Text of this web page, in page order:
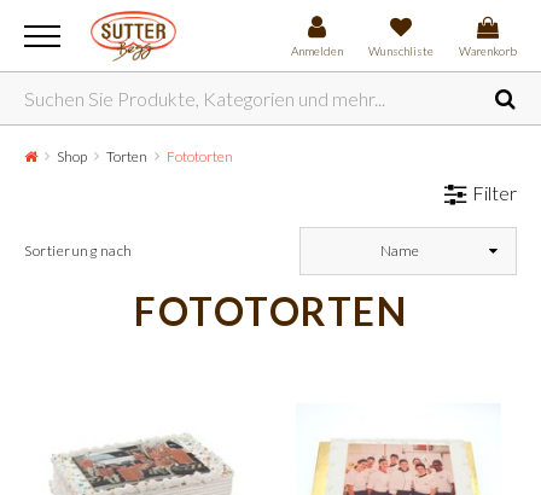
Anmelden Wunschliste Warenkorb
Shop Torten Fototorten
Filter
Sortierung nach Name
FOTOTORTEN